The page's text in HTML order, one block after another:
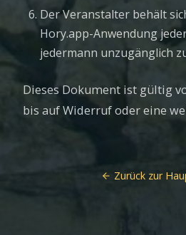
Der Veranstalter behält
Hory.app-Anwendung
jedermann unzugänglich
Dieses Dokument ist gültig
bis auf Widerruf oder eine
Zurück zur